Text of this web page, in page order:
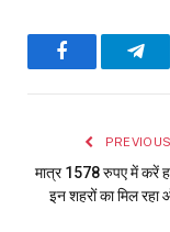
Facebook
मात्र 1578 रुपए में करें
इन शहरों का मिल